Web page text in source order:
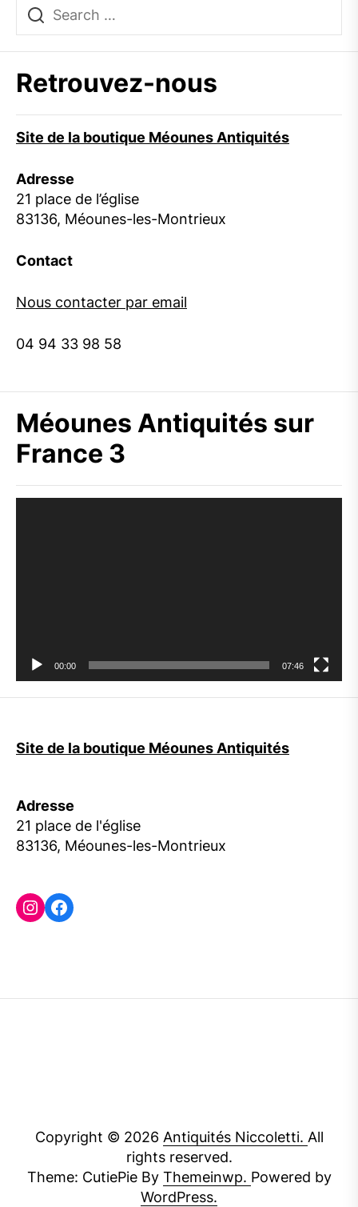
Retrouvez-nous
Site de la boutique Méounes Antiquités
Adresse
21 place de l’église
83136, Méounes-les-Montrieux
Contact
Nous contacter par email
04 94 33 98 58
Méounes Antiquités sur
France 3
00:00 07:46
Site de la boutique Méounes Antiquités
Adresse
21 place de l'église
83136, Méounes-les-Montrieux
Instagram
Facebook
Copyright © 2026 Antiquités Niccoletti. All
rights reserved.
Theme: CutiePie By Themeinwp. Powered by
WordPress.